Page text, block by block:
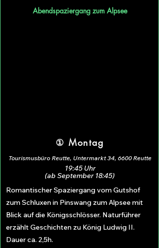
Abendspaziergang zum Alpsee
① Montag
Tourismusbüro Reutte, Untermarkt 34, 6600 Reutte
19:45 Uhr
(ab September 18:45)
Romantischer Spaziergang vom Gutshof
zum Schluxen in Pinswang zum Alpsee mit
Blick auf die Königsschlösser. Naturführer
erzählt Geschichten zu König Ludwig II.
Dauer ca. 2,5h.